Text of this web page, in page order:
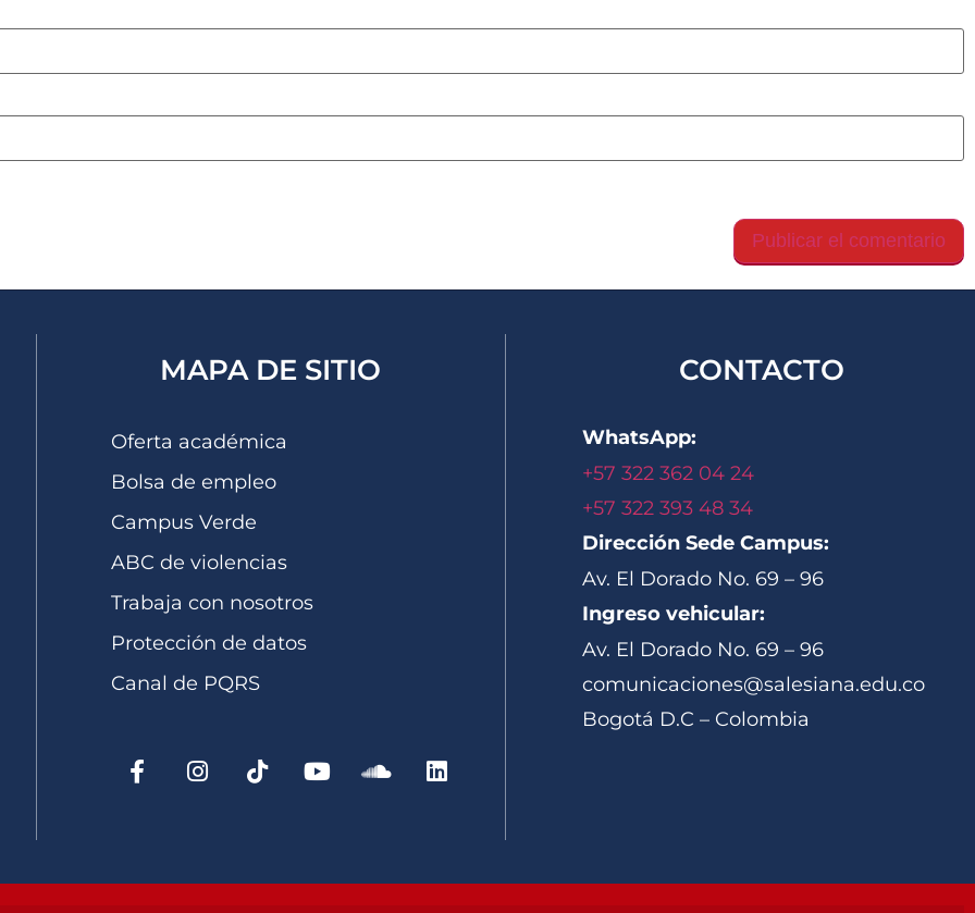
MAPA DE SITIO
Oferta académica
Bolsa de empleo
Campus Verde
ABC de violencias
Trabaja con nosotros
Protección de datos
Canal de PQRS
CONTACTO
WhatsApp:
+57 322 362 04 24
+57 322 393 48 34
Dirección Sede Campus:
Av. El Dorado No. 69 – 96
Ingreso vehicular:
Av. El Dorado No. 69 – 96
comunicaciones@salesiana.edu.co
Bogotá D.C – Colombia